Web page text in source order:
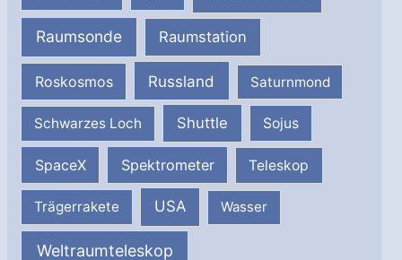
Raumsonde Raumstation
Roskosmos Russland Saturnmond
Schwarzes Loch Shuttle Sojus
SpaceX Spektrometer Teleskop
Trägerrakete USA Wasser
Weltraumteleskop